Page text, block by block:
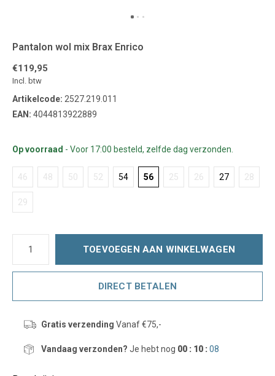
Pantalon wol mix Brax Enrico
€119,95
Incl. btw
Artikelcode: 2527.219.011
EAN: 4044813922889
Op voorraad - Voor 17:00 besteld, zelfde dag verzonden.
46 48 50 52 54 56 25 26 27 28
29
TOEVOEGEN AAN WINKELWAGEN
DIRECT BETALEN
Gratis verzending Vanaf €75,-
Vandaag verzonden? Je hebt nog 00 : 10 :08